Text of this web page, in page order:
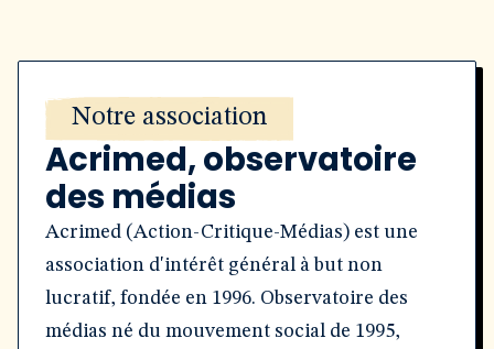
Notre association
Acrimed, observatoire
des médias
Acrimed (Action-Critique-Médias) est une
association d'intérêt général à but non
lucratif, fondée en 1996. Observatoire des
médias né du mouvement social de 1995,